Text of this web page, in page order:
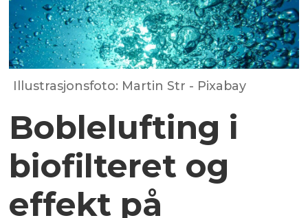
Illustrasjonsfoto: Martin Str - Pixabay
Boblelufting i
biofilteret og
effekt på